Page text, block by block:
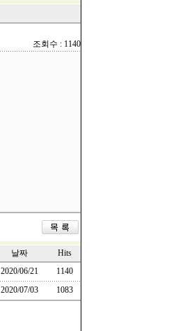
조회수 : 1140
날짜
Hits
2020/06/21
1140
2020/07/03 1083